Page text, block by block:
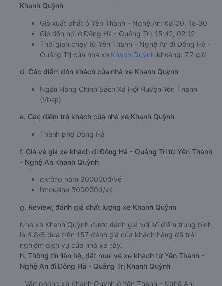
Khanh Quỳnh
Giờ xuất phát ở Yên Thành - Nghệ An: 08:00, 18:30
Giờ đến nơi ở Đông Hà - Quảng Trị: 15:42, 02:12
Thời gian chạy từ Yên Thành - Nghệ An đi Đông Hà -
Quảng Trị của nhà xe Khanh Quỳnh khoảng: 7.7 giờ
d. Các điểm đón khách của nhà xe Khanh Quỳnh
Ngân Hàng Chính Sách Xã Hội Huyện Yên Thành
(Vbsp)
e. Các điểm trả khách của nhà xe Khanh Quỳnh
Thành phố Đông Hà
f. Giá vé giá xe khách đi Đông Hà - Quảng Trị từ Yên Thành
- Nghệ An Khanh Quỳnh
giường nằm 300000đ/vé
limousine 300000đ/vé
g. Review, đánh giá chất lượng xe Khanh Quỳnh
Nhà xe Khanh Quỳnh được đánh giá với số điểm trung bình
là 4.8/5 dựa trên 157 đánh giá của khách hàng đã trải
nghiệm dịch vụ của nhà xe này.
h. Thông tin liên hệ, đặt mua vé xe khách từ Yên Thành -
Nghệ An đi Đông Hà - Quảng Trị Khanh Quỳnh
Văn phòng xe Khanh Quỳnh ở Yên Thành - Nghệ An: